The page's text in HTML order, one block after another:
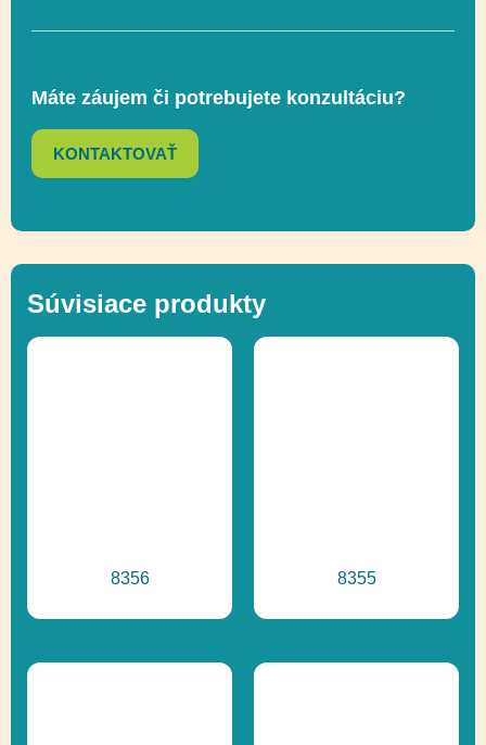
Máte záujem či potrebujete konzultáciu?
KONTAKTOVAŤ
Súvisiace produkty
8356 8355